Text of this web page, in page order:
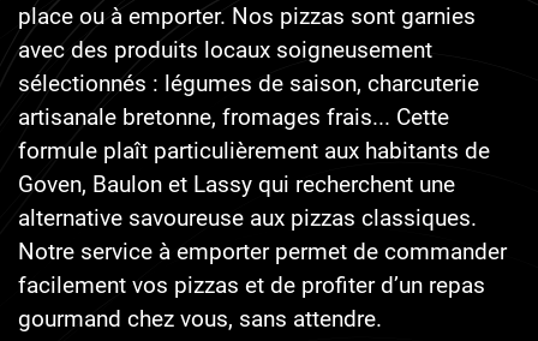
place ou à emporter. Nos pizzas sont garnies
avec des produits locaux soigneusement
sélectionnés : légumes de saison, charcuterie
artisanale bretonne, fromages frais... Cette
formule plaît particulièrement aux habitants de
Goven, Baulon et Lassy qui recherchent une
alternative savoureuse aux pizzas classiques.
Notre service à emporter permet de commander
facilement vos pizzas et de profiter d’un repas
gourmand chez vous, sans attendre.